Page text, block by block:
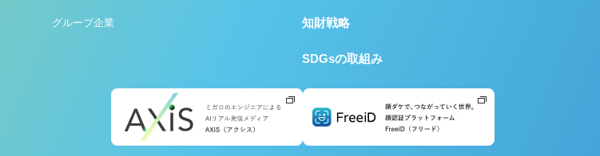
グループ企業 知財戦略
SDGsの取組み